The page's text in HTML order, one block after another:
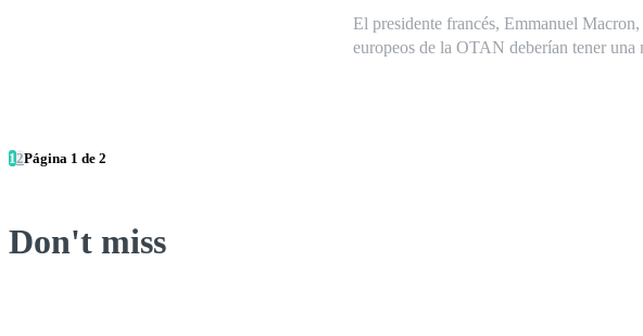
El presidente francés, Emmanuel
europeos de la OTAN deberían tener una
1 2Página 1 de 2
Don't miss